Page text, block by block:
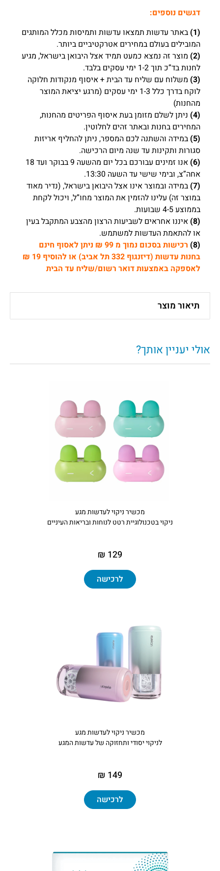
דגשים נוספים:
(1)
באתר עדשות תמצאו עדשות ותמיסות מכלל המותגים
המובילים בעולם במחירים אטרקטיביים ביותר.
(2)
מוצר זה נמצא כמעט תמיד אצל היבואן בישראל, מגיע
לחנות בד”כ תוך 1-2 ימי עסקים בלבד.
(3)
משלוח עם שליח עד הבית + איסוף מנקודות חלוקה
לוקח בדרך כלל 1-3 ימי עסקים (מרגע יציאת המוצר
מהחנות)
(4)
ניתן לשלם מזומן בעת איסוף הפריטים מהחנות,
המחירים בחנות ובאתר זהים לחלוטין.
(5)
במידה והשתנה לכם המספר, ניתן להחליף אריזות
סגורות ותקינות עד שנה מיום הרכישה.
(6)
אנו זמינים עבורכם בכל יום מהשעה 9 בבוקר ועד 18
אחה”צ, ובימי שישי עד השעה 13:30.
(7)
במידה ובמוצר אינו אצל היבואן בישראל, (נדיר מאוד
במוצר זה) עלינו להזמין את המוצר מחו”ל, ויכול לקחת
בממוצע 4-5 שבועות.
(8)
איננו אחראים לשביעות הרצון מהצבע המתקבל בעין
או להתאמת העדשות למשתמש.
(8)
רכישות בסכום נמוך מ 99 ₪ ניתן לאסוף חינם
בחנות עדשות (דיזנגוף 332 תל אביב) או להוסיף 19 ₪
לאספקה באמצעות דואר רשום/שליח עד הבית
תיאור מוצר
אולי יעניין אותך?
מכשיר ניקוי לעדשות מגע
ניקוי בטכנולוגיית רטט לנוחות ובריאות העיניים
129 ₪
לרכישה
מכשיר ניקוי לעדשות מגע
לניקוי יסודי ותחזוקה של עדשות המגע
149 ₪
לרכישה